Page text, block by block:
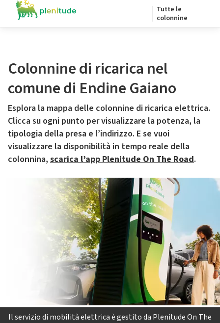
Tutte le
colonnine
Colonnine di ricarica nel
comune di Endine Gaiano
Esplora la mappa delle colonnine di ricarica elettrica.
Clicca su ogni punto per visualizzare la potenza, la
tipologia della presa e l’indirizzo. E se vuoi
visualizzare la disponibilità in tempo reale della
colonnina, scarica l’app Plenitude On The Road.
Il servizio di mobilità elettrica è gestito da Plenitude On The